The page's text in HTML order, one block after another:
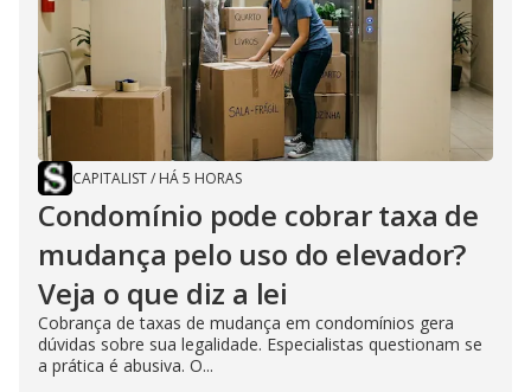
CAPITALIST/ HÁ 5 HORAS
Condomínio pode cobrar taxa de
mudança pelo uso do elevador?
Veja o que diz a lei
Cobrança de taxas de mudança em condomínios gera
dúvidas sobre sua legalidade. Especialistas questionam se
a prática é abusiva. O...